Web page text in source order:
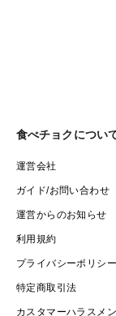
食べチョクについ
運営会社
ガイド/お問い合わせ
運営からのお知らせ
利用規約
プライバシーポリシー
特定商取引法
カスタマーハラスメ